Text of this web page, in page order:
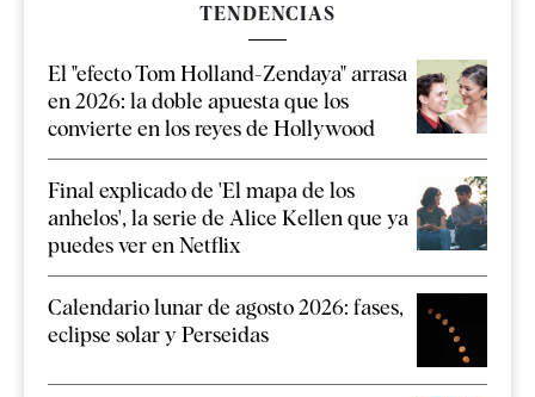
TENDENCIAS
El "efecto Tom Holland-Zendaya" arrasa
en 2026: la doble apuesta que los
convierte en los reyes de Hollywood
Final explicado de 'El mapa de los
anhelos', la serie de Alice Kellen que ya
puedes ver en Netflix
Calendario lunar de agosto 2026: fases,
eclipse solar y Perseidas